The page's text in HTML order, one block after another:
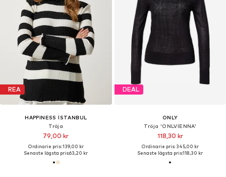
REA
HAPPINESS İSTANBUL
Tröja
79,00 kr
Ordinarie pris: 139,00 kr
Senaste lägsta pris:63,20 kr
DEAL
ONLY
Tröja 'ONLVIENNA'
118,30 kr
Ordinarie pris: 345,00 kr
Senaste lägsta pris:118,30 kr